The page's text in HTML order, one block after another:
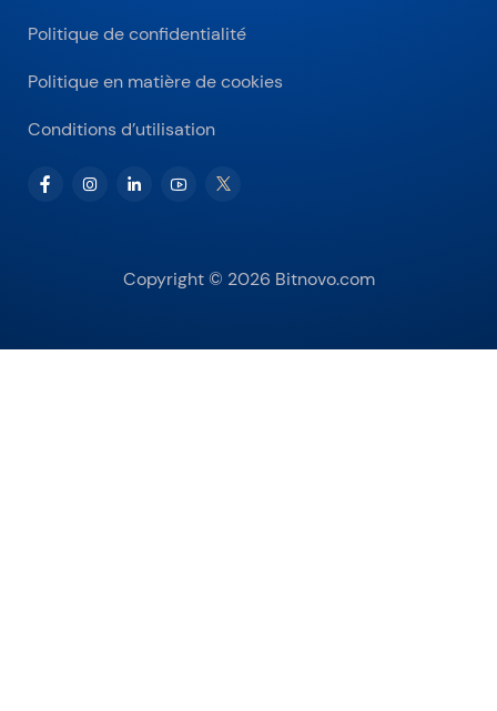
Politique de confidentialité
Politique en matière de cookies
Conditions d’utilisation
Copyright © 2026 Bitnovo.com